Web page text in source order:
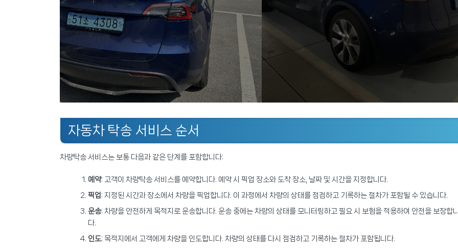
자동차 탁송 서비스 순서
차량탁송 서비스는 보통 다음과 같은 단계를 포함합니다:
예약: 고객이 차량탁송 서비스를 예약합니다. 예약 시 픽업 장소와 도착 장소, 날짜 및 시간을 지정합니다.
픽업 : 지정된 시간과 장소에서 차량을 픽업합니다. 이 과정에서 차량의 상태를 점검하고 기록하는 절차가 포함될 수 있습니다.
운송: 차량을 안전하게 목적지로 운송합니다. 운송 중에는 차량의 상태를 모니터링하고 필요 시 보험을 적용하여 안전을 보장합
다.
인도: 목적지에서 고객에게 차량을 인도합니다. 차량의 상태를 다시 점검하고 기록하는 절차가 포함됩니다.